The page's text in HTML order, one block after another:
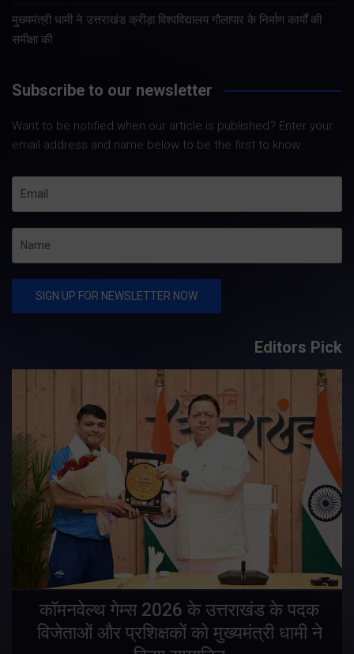
मुख्यमंत्री धामी ने उत्तराखंड क्रीड़ा विश्वविद्यालय गौलापार के निर्माण कार्यों की
समीक्षा की
Subscribe to our newsletter
Want to be notified when our article is published? Enter your
email address and name below to be the first to know.
Editors Pick
कॉमनवेल्थ गेम्स 2026 के उत्तराखंड के पदक
विजेताओं और प्रशिक्षकों को मुख्यमंत्री धामी ने